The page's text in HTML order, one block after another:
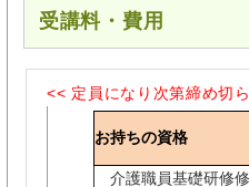
介護過
程Ⅲ
7月7日
(火)
オンラ
イン
7月14日
(火)
オンラ
7月28日
受講料・費用
<< 定員になり次第締め切
お持ちの資格
介護職員基礎研修